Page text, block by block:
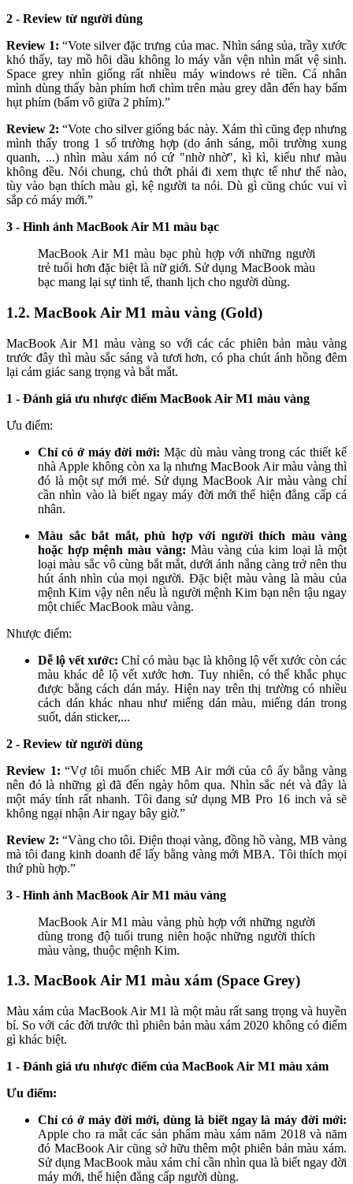
2 - Review từ người dùng
Review 1:“Vote silver đặc trưng của mac. Nhìn sáng sủa, trầy xước
khó thấy, tay mồ hôi dầu không lo máy vằn vện nhìn mất vệ sinh.
Space grey nhìn giống rất nhiều máy windows rẻ tiền. Cá nhân
mình dùng thấy bàn phím hơi chìm trên màu grey dẫn đến hay bấm
hụt phím (bấm vô giữa 2 phím).”
Review 2:“Vote cho silver giống bác này. Xám thì cũng đẹp nhưng
mình thấy trong 1 số trường hợp (do ánh sáng, môi trường xung
quanh, ...) nhìn màu xám nó cứ "nhờ nhờ", kì kì, kiểu như màu
không đều. Nói chung, chủ thớt phải đi xem thực tế như thế nào,
tùy vào bạn thích màu gì, kệ người ta nói. Dù gì cũng chúc vui vì
sắp có máy mới.”
3 - Hình ảnh MacBook Air M1 màu bạc
MacBook Air M1 màu bạc phù hợp với những người
trẻ tuổi hơn đặc biệt là nữ giới. Sử dụng MacBook màu
bạc mang lại sự tinh tế, thanh lịch cho người dùng.
1.2. MacBook Air M1 màu vàng (Gold)
MacBook Air M1 màu vàng so với các các phiên bản màu vàng
trước đây thì màu sắc sáng và tươi hơn, có pha chút ánh hồng đêm
lại cảm giác sang trọng và bắt mắt.
1 - Đánh giá ưu nhược điểm MacBook Air M1 màu vàng
Ưu điểm:
Chỉ có ở máy đời mới: Mặc dù màu vàng trong các thiết kế
nhà Apple không còn xa lạ nhưng MacBook Air màu vàng thì
đó là một sự mới mẻ. Sử dụng MacBook Air màu vàng chỉ
cần nhìn vào là biết ngay máy đời mới thể hiện đẳng cấp cá
nhân.
Màu sắc bắt mắt, phù hợp với người thích màu vàng
hoặc hợp mệnh màu vàng: Màu vàng của kim loại là một
loại màu sắc vô cùng bắt mắt, dưới ánh nắng càng trở nên thu
hút ánh nhìn của mọi người. Đặc biệt màu vàng là màu của
mệnh Kim vậy nên nếu là người mệnh Kim bạn nên tậu ngay
một chiếc MacBook màu vàng.
Nhược điểm:
Dễ lộ vết xước:Chỉ có màu bạc là không lộ vết xước còn các
màu khác dễ lộ vết xước hơn. Tuy nhiên, có thể khắc phục
được bằng cách dán máy. Hiện nay trên thị trường có nhiều
cách dán khác nhau như miếng dán màu, miếng dán trong
suốt, dán sticker,...
2 - Review từ người dùng
Review 1: “Vợ tôi muốn chiếc MB Air mới của cô ấy bằng vàng
nên đó là những gì đã đến ngày hôm qua. Nhìn sắc nét và đây là
một máy tính rất nhanh. Tôi đang sử dụng MB Pro 16 inch và sẽ
không ngại nhận Air ngay bây giờ.”
Review 2: “Vàng cho tôi. Điện thoại vàng, đồng hồ vàng, MB vàng
mà tôi đang kinh doanh để lấy bằng vàng mới MBA. Tôi thích mọi
thứ phù hợp.”
3 - Hình ảnh MacBook Air M1 màu vàng
MacBook Air M1 màu vàng phù hợp với những người
dùng trong độ tuổi trung niên hoặc những người thích
màu vàng, thuộc mệnh Kim.
1.3. MacBook Air M1 màu xám (Space Grey)
Màu xám của MacBook Air M1 là một màu rất sang trọng và huyền
bí. So với các đời trước thì phiên bản màu xám 2020 không có điểm
gì khác biệt.
1 - Đánh giá ưu nhược điểm của MacBook Air M1 màu xám
Ưu điểm:
Chỉ có ở máy đời mới, dùng là biết ngay là máy đời mới:
Apple cho ra mắt các sản phẩm màu xám năm 2018 và năm
đó MacBook Air cũng sở hữu thêm một phiên bản màu xám.
Sử dụng MacBook màu xám chỉ cần nhìn qua là biết ngay đời
máy mới, thể hiện đẳng cấp người dùng.